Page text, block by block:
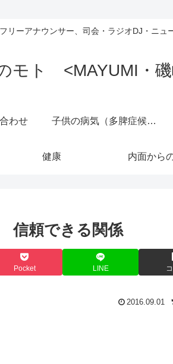
フリーアナウンサー、司会・ラジオDJ・ニュ
モト <MAYUMI・
わせ 子供の病気（多脾症候群）
健康 内面から
信頼できる関係
Pocket LINE
2016.09.01